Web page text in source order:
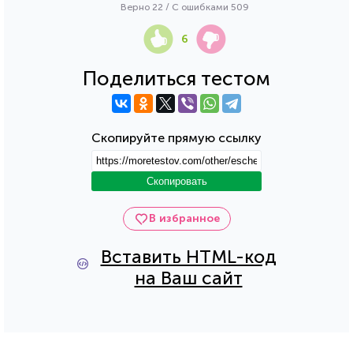
В избранное
Вставить HTML-код
на Ваш сайт
Поделиться тестом
Скопируйте прямую ссылку
Скопировать
Верно 22 / С ошибками 509
6